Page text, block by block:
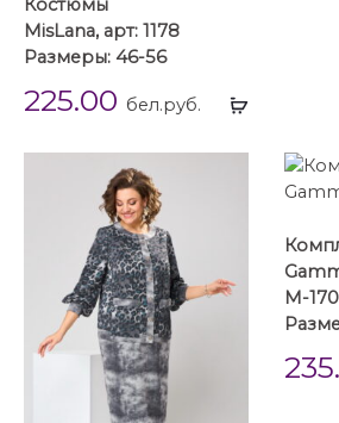
Выбрать
Костюмы
MisLana, арт: 1178
Размеры: 46-56
225.00 бел.руб.
М-170